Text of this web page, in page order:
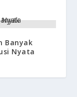
Banyak
Nyata